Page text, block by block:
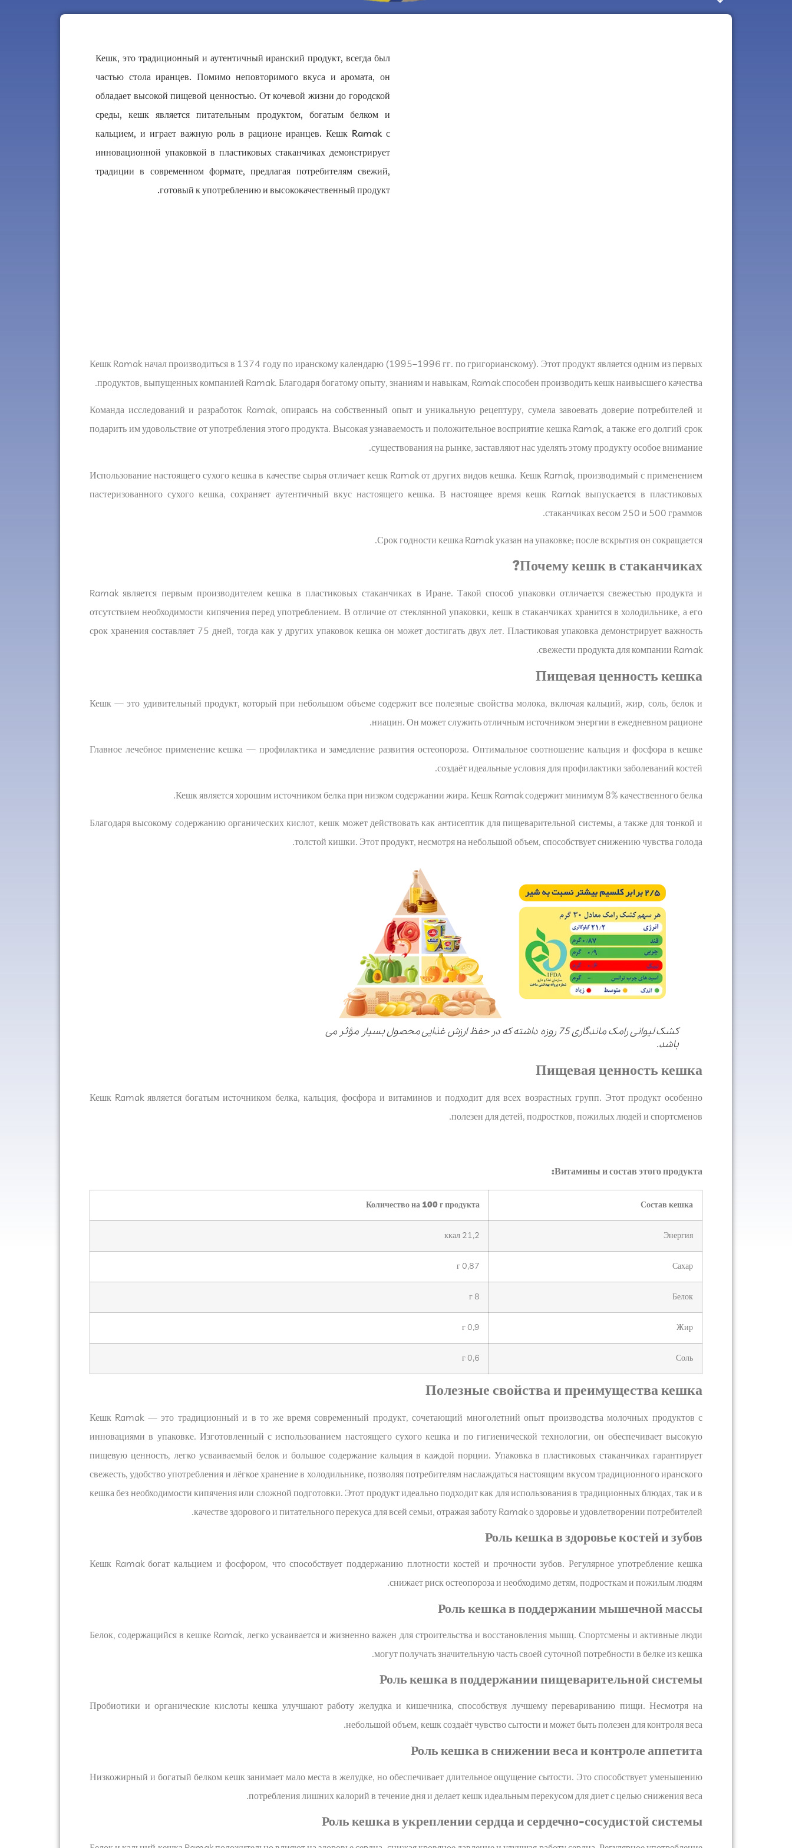
Кешк, это традиционный и аутентичный иранский продукт, всегда был
частью стола иранцев. Помимо неповторимого вкуса и аромата, он
обладает высокой пищевой ценностью. От кочевой жизни до городской
среды, кешк является питательным продуктом, богатым белком и
кальцием, и играет важную роль в рационе иранцев. Кешк Ramak с
инновационной упаковкой в пластиковых стаканчиках демонстрирует
традиции в современном формате, предлагая потребителям свежий,
готовый к употреблению и высококачественный продукт.
Кешк Ramak начал производиться в 1374 году по иранскому календарю (1995–1996 гг. по григорианскому). Этот продукт является одним из первых
продуктов, выпущенных компанией Ramak. Благодаря богатому опыту, знаниям и навыкам, Ramak способен производить кешк наивысшего качества.
Команда исследований и разработок Ramak, опираясь на собственный опыт и уникальную рецептуру, сумела завоевать доверие потребителей и
подарить им удовольствие от употребления этого продукта. Высокая узнаваемость и положительное восприятие кешка Ramak, а также его долгий срок
существования на рынке, заставляют нас уделять этому продукту особое внимание.
Использование настоящего сухого кешка в качестве сырья отличает кешк Ramak от других видов кешка. Кешк Ramak, производимый с применением
пастеризованного сухого кешка, сохраняет аутентичный вкус настоящего кешка. В настоящее время кешк Ramak выпускается в пластиковых
стаканчиках весом 250 и 500 граммов.
Срок годности кешка Ramak указан на упаковке; после вскрытия он сокращается.
Почему кешк в стаканчиках?
Ramak является первым производителем кешка в пластиковых стаканчиках в Иране. Такой способ упаковки отличается свежестью продукта и
отсутствием необходимости кипячения перед употреблением. В отличие от стеклянной упаковки, кешк в стаканчиках хранится в холодильнике, а его
срок хранения составляет 75 дней, тогда как у других упаковок кешка он может достигать двух лет. Пластиковая упаковка демонстрирует важность
свежести продукта для компании Ramak.
Пищевая ценность кешка
Кешк — это удивительный продукт, который при небольшом объеме содержит все полезные свойства молока, включая кальций, жир, соль, белок и
ниацин. Он может служить отличным источником энергии в ежедневном рационе.
Главное лечебное применение кешка — профилактика и замедление развития остеопороза. Оптимальное соотношение кальция и фосфора в кешке
создаёт идеальные условия для профилактики заболеваний костей.
Кешк является хорошим источником белка при низком содержании жира. Кешк Ramak содержит минимум 8% качественного белка.
Благодаря высокому содержанию органических кислот, кешк может действовать как антисептик для пищеварительной системы, а также для тонкой и
толстой кишки. Этот продукт, несмотря на небольшой объем, способствует снижению чувства голода.
کشک لیوانی رامک ماندگاری 75 روزه داشته که در حفظ ارزش غذایی محصول بسیار مؤثر می
باشد.
Пищевая ценность кешка
Кешк Ramak является богатым источником белка, кальция, фосфора и витаминов и подходит для всех возрастных групп. Этот продукт особенно
полезен для детей, подростков, пожилых людей и спортсменов.
Витамины и состав этого продукта:
Состав кешка
Количество на 100 г продукта
Энергия
21,2 ккал
Сахар
0,87 г
Белок
8 г
Жир
0,9 г
Соль
0,6 г
Полезные свойства и преимущества кешка
Кешк Ramak — это традиционный и в то же время современный продукт, сочетающий многолетний опыт производства молочных продуктов с
инновациями в упаковке. Изготовленный с использованием настоящего сухого кешка и по гигиенической технологии, он обеспечивает высокую
пищевую ценность, легко усваиваемый белок и большое содержание кальция в каждой порции. Упаковка в пластиковых стаканчиках гарантирует
свежесть, удобство употребления и лёгкое хранение в холодильнике, позволяя потребителям наслаждаться настоящим вкусом традиционного иранского
кешка без необходимости кипячения или сложной подготовки. Этот продукт идеально подходит как для использования в традиционных блюдах, так и в
качестве здорового и питательного перекуса для всей семьи, отражая заботу Ramak о здоровье и удовлетворении потребителей.
Роль кешка в здоровье костей и зубов
Кешк Ramak богат кальцием и фосфором, что способствует поддержанию плотности костей и прочности зубов. Регулярное употребление кешка
снижает риск остеопороза и необходимо детям, подросткам и пожилым людям.
Роль кешка в поддержании мышечной массы
Белок, содержащийся в кешке Ramak, легко усваивается и жизненно важен для строительства и восстановления мышц. Спортсмены и активные люди
могут получать значительную часть своей суточной потребности в белке из кешка.
Роль кешка в поддержании пищеварительной системы
Пробиотики и органические кислоты кешка улучшают работу желудка и кишечника, способствуя лучшему перевариванию пищи. Несмотря на
небольшой объем, кешк создаёт чувство сытости и может быть полезен для контроля веса.
Роль кешка в снижении веса и контроле аппетита
Низкожирный и богатый белком кешк занимает мало места в желудке, но обеспечивает длительное ощущение сытости. Это способствует уменьшению
потребления лишних калорий в течение дня и делает кешк идеальным перекусом для диет с целью снижения веса.
Роль кешка в укреплении сердца и сердечно-сосудистой системы